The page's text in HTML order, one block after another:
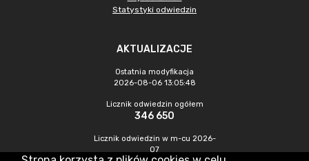
Statystyki odwiedzin
AKTUALIZACJE
Ostatnia modyfikacja
2026-08-06 13:05:48
Licznik odwiedzin ogółem
346 650
Licznik odwiedzin w m-cu 2026-
07